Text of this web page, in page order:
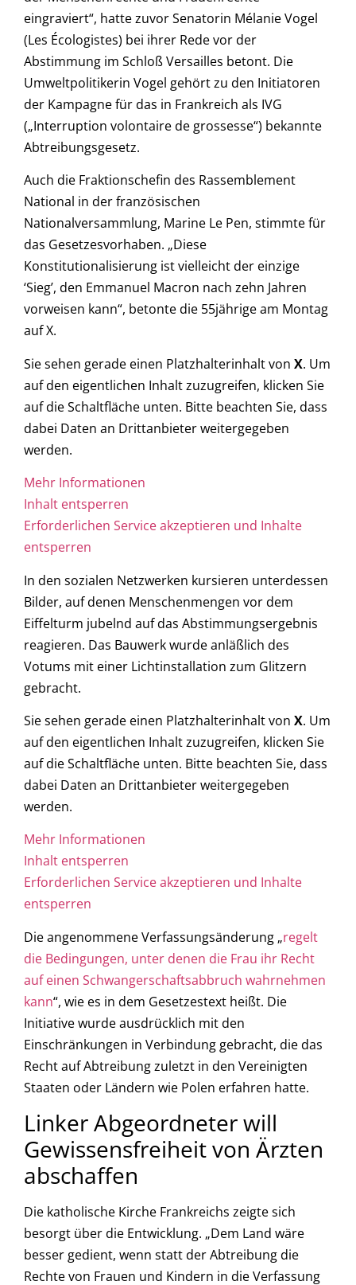
eingraviert“, hatte zuvor Senatorin Mélanie Vogel
(Les Écologistes) bei ihrer Rede vor der
Abstimmung im Schloß Versailles betont. Die
Umweltpolitikerin Vogel gehört zu den Initiatoren
der Kampagne für das in Frankreich als IVG
(„Interruption volontaire de grossesse“) bekannte
Abtreibungsgesetz.
Auch die Fraktionschefin des Rassemblement
National in der französischen
Nationalversammlung, Marine Le Pen, stimmte für
das Gesetzesvorhaben. „Diese
Konstitutionalisierung ist vielleicht der einzige
‘Sieg’, den Emmanuel Macron nach zehn Jahren
vorweisen kann“, betonte die 55jährige am Montag
auf X.
Sie sehen gerade einen Platzhalterinhalt von X. Um
auf den eigentlichen Inhalt zuzugreifen, klicken Sie
auf die Schaltfläche unten. Bitte beachten Sie, dass
dabei Daten an Drittanbieter weitergegeben
werden.
Mehr Informationen
Inhalt entsperren
Erforderlichen Service akzeptieren und Inhalte
entsperren
In den sozialen Netzwerken kursieren unterdessen
Bilder, auf denen Menschenmengen vor dem
Eiffelturm jubelnd auf das Abstimmungsergebnis
reagieren. Das Bauwerk wurde anläßlich des
Votums mit einer Lichtinstallation zum Glitzern
gebracht.
Sie sehen gerade einen Platzhalterinhalt von X. Um
auf den eigentlichen Inhalt zuzugreifen, klicken Sie
auf die Schaltfläche unten. Bitte beachten Sie, dass
dabei Daten an Drittanbieter weitergegeben
werden.
Mehr Informationen
Inhalt entsperren
Erforderlichen Service akzeptieren und Inhalte
entsperren
Die angenommene Verfassungsänderung „regelt
die Bedingungen, unter denen die Frau ihr Recht
auf einen Schwangerschaftsabbruch wahrnehmen
kann“, wie es in dem Gesetzestext heißt. Die
Initiative wurde ausdrücklich mit den
Einschränkungen in Verbindung gebracht, die das
Recht auf Abtreibung zuletzt in den Vereinigten
Staaten oder Ländern wie Polen erfahren hatte.
Linker Abgeordneter will
Gewissensfreiheit von Ärzten
abschaffen
Die katholische Kirche Frankreichs zeigte sich
besorgt über die Entwicklung. „Dem Land wäre
besser gedient, wenn statt der Abtreibung die
Rechte von Frauen und Kindern in die Verfassung